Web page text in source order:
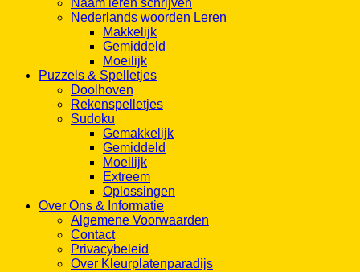
Naam leren schrijven
Nederlands woorden Leren
Makkelijk
Gemiddeld
Moeilijk
Puzzels & Spelletjes
Doolhoven
Rekenspelletjes
Sudoku
Gemakkelijk
Gemiddeld
Moeilijk
Extreem
Oplossingen
Over Ons & Informatie
Algemene Voorwaarden
Contact
Privacybeleid
Over Kleurplatenparadijs